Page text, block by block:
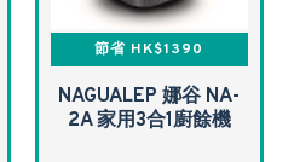
節省 HK$1390
NAGUALEP 娜谷 NA-
2A 家用3合1廚餘機